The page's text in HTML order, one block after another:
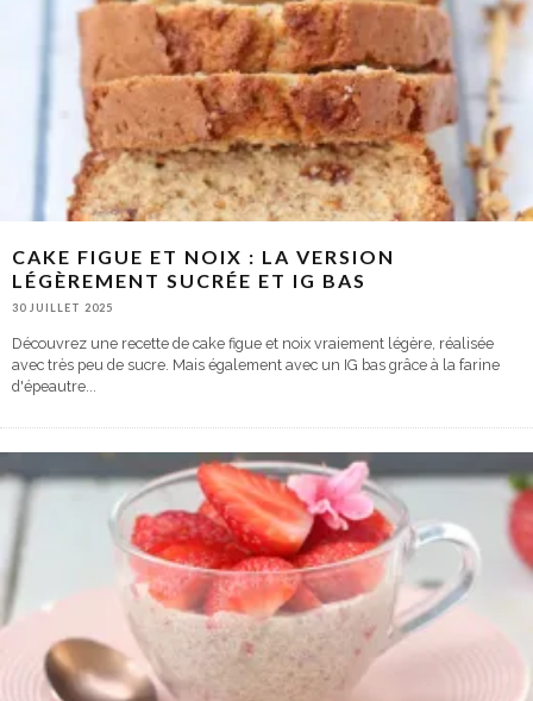
CAKE FIGUE ET NOIX : LA VERSION
LÉGÈREMENT SUCRÉE ET IG BAS
30 JUILLET 2025
Découvrez une recette de cake figue et noix vraiement légère, réalisée
avec très peu de sucre. Mais également avec un IG bas grâce à la farine
d'épeautre...